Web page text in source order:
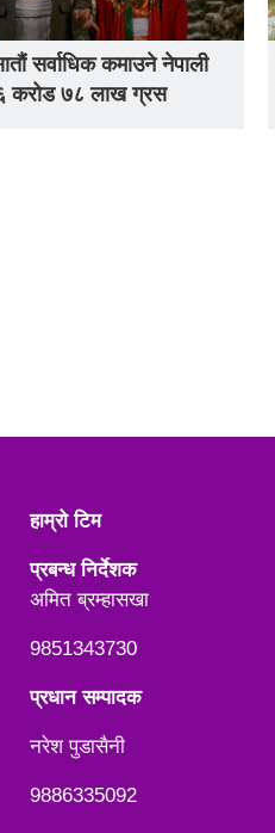
सर्वाधिक कमाउने नेपाली
करोड ७८ लाख ग्रस
हाम्रो टिम
प्रबन्ध निर्देशक
अमित ब्रम्हासखा
9851343730
प्रधान सम्पादक
नरेश पुडासैनी
9886335092